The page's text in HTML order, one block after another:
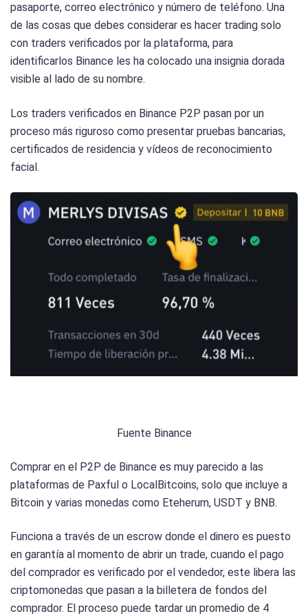
pasaporte, correo electrónico y número de teléfono. Una
de las cosas que debes considerar es hacer trading solo
con traders verificados por la plataforma, para
identificarlos Binance les ha colocado una insignia dorada
visible al lado de su nombre.
Los traders verificados en Binance P2P pasan por un
proceso más riguroso como presentar pruebas bancarias,
certificados de residencia y vídeos de reconocimiento
facial.
Fuente Binance
Comprar en el P2P de Binance es muy parecido a las
plataformas de Paxful o LocalBitcoins, solo que incluye a
Bitcoin y varias monedas como Eteherum, USDT y BNB.
Funciona a través de un escrow donde el dinero es puesto
en garantía al momento de abrir un trade, cuando el pago
del comprador es verificado por el vendedor, este libera las
criptomonedas que pasan a la billetera de fondos del
comprador. El proceso puede tardar un promedio de 4